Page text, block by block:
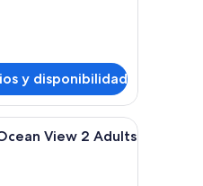
y disponibilidad
vista al exterior a través de un
de hotel con cama, mesitas de
View 2 Adults